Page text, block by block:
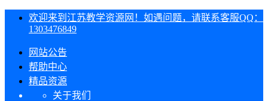
欢迎来到江苏教学资源网！如遇问题，请联系客服QQ：
1303476849
网站公告
帮助中心
精品资源
关于我们